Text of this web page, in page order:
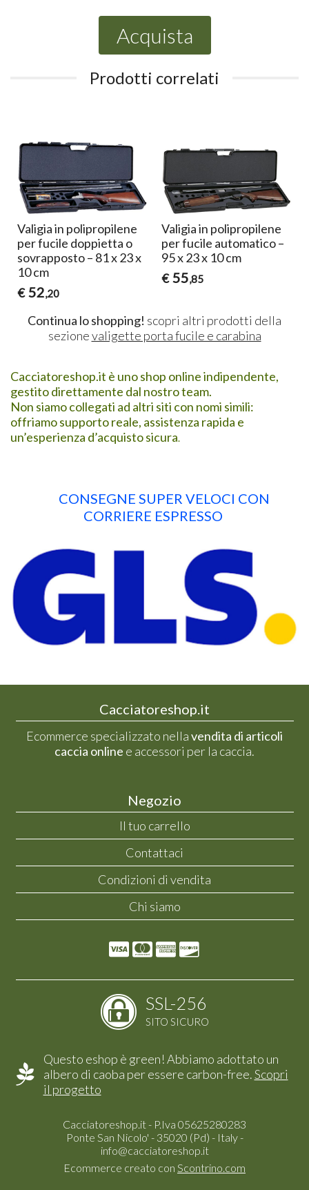
Acquista
Prodotti correlati
Valigia in polipropilene
per fucile doppietta o
sovrapposto – 81 x 23 x
10 cm
€ 52,20
Valigia in polipropilene
per fucile automatico –
95 x 23 x 10 cm
€ 55,85
Continua lo shopping! scopri altri prodotti della
sezionevaligette porta fucile e carabina
Cacciatoreshop.it è uno shop online indipendente,
gestito direttamente dal nostro team.
Non siamo collegati ad altri siti con nomi simili:
offriamo supporto reale, assistenza rapida e
un’esperienza d’acquisto sicura.
CONSEGNE SUPER VELOCI CON
CORRIERE ESPRESSO
Cacciatoreshop.it
Ecommerce specializzato nellavendita di articoli
caccia online e accessori per la caccia.
Negozio
Il tuo carrello
Contattaci
Condizioni di vendita
Chi siamo
SSL-256
SITO SICURO
Questo eshop è green! Abbiamo adottato un
albero di caoba per essere carbon-free.Scopri
il progetto
Cacciatoreshop.it - P.Iva 05625280283
Ponte San Nicolo' - 35020 (Pd) - Italy -
info@cacciatoreshop.it
Ecommerce creato con Scontrino.com